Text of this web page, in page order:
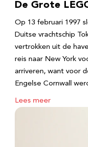
De Grote
Op 13 februari 1997
Duitse vrachtschip
vertrokken uit de
reis naar New York
arriveren, want voor
Engelse Cornwall
Lees meer